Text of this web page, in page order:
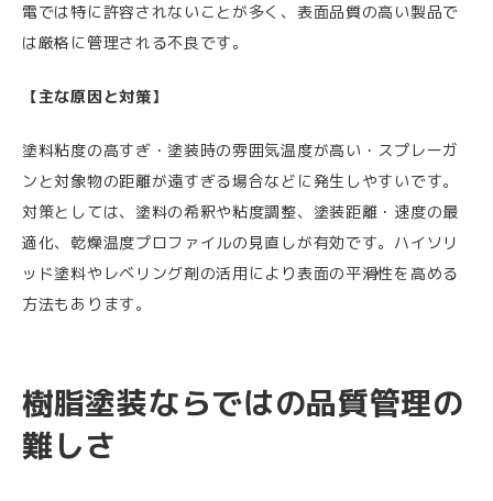
電では特に許容されないことが多く、表面品質の高い製品で
は厳格に管理される不良です。
【主な原因と対策】
塗料粘度の高すぎ・塗装時の雰囲気温度が高い・スプレーガ
ンと対象物の距離が遠すぎる場合などに発生しやすいです。
対策としては、塗料の希釈や粘度調整、塗装距離・速度の最
適化、乾燥温度プロファイルの見直しが有効です。ハイソリ
ッド塗料やレベリング剤の活用により表面の平滑性を高める
方法もあります。
樹脂塗装ならではの品質管理の
難しさ